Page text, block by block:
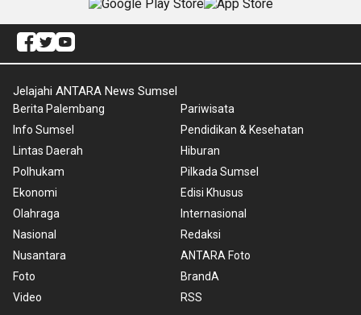
Jelajahi ANTARA News Sumsel
Berita Palembang
Info Sumsel
Lintas Daerah
Polhukam
Ekonomi
Olahraga
Nasional
Nusantara
Foto
Video
Pariwisata
Pendidikan & Kesehatan
Hiburan
Pilkada Sumsel
Edisi Khusus
Internasional
Redaksi
ANTARA Foto
BrandA
RSS